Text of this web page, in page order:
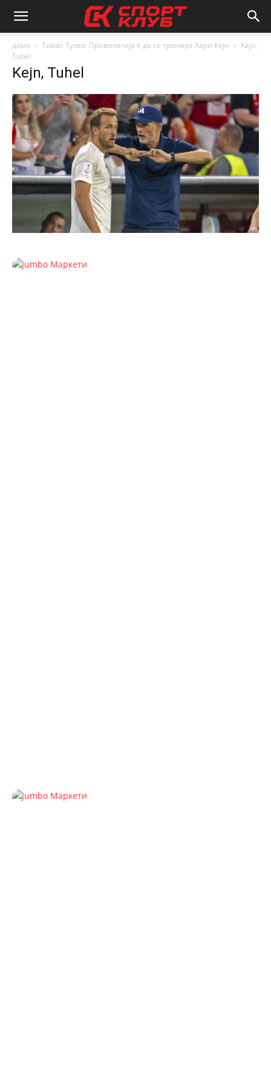
дома Томас Тухел: Привилегија е да се тренира Хари Кејн
Kejn,
Tuhel
Kejn, Tuhel